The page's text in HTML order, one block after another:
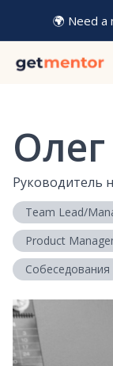
🌍 Need a
Руководитель
Team Lead/
Product
Собеседования